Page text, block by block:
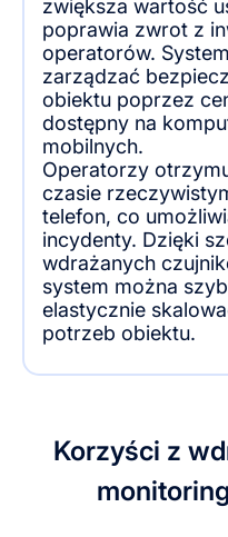
zwiększa wartość
poprawia zwrot z
operatorów.
zarządzać
obiektu poprzez
dostępny na
mobilnych.
Operatorzy
czasie
telefon, co
incydenty. Dzięki
wdrażanych
system można
elastycznie
potrzeb obiektu.
Korzyści z